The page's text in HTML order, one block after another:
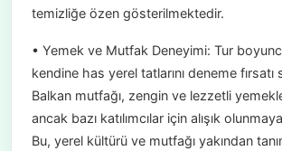
temizliğe özen gösterilmektedir.
• Yemek ve Mutfak Deneyimi: Tur
kendine has yerel tatlarını deneme fırsatı
Balkan mutfağı, zengin ve lezzetli
ancak bazı katılımcılar için alışık
Bu, yerel kültürü ve mutfağı yakından